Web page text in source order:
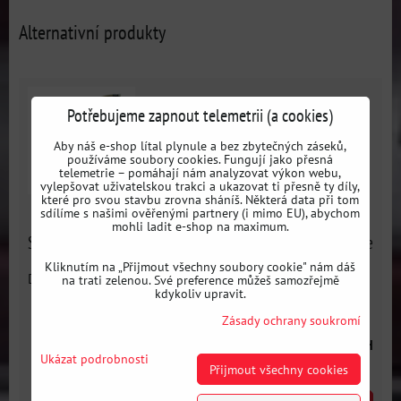
Alternativní produkty
SET víčka olejového filtru pro BMW + chladič + AN10 hadice
Dostupnost:Skladem
s DPH
Potřebujeme zapnout telemetrii (a cookies)
Aby náš e-shop lítal plynule a bez zbytečných záseků,
používáme soubory cookies. Fungují jako přesná
telemetrie – pomáhají nám analyzovat výkon webu,
vylepšovat uživatelskou trakci a ukazovat ti přesně ty díly,
které pro svou stavbu zrovna sháníš. Některá data při tom
sdílíme s našimi ověřenými partnery (i mimo EU), abychom
mohli ladit e-shop na maximum.
Kliknutím na „Přijmout všechny soubory cookie" nám dáš
na trati zelenou. Své preference můžeš samozřejmě
kdykoliv upravit.
Zásady ochrany soukromí
Ukázat podrobnosti
Přijmout všechny cookies